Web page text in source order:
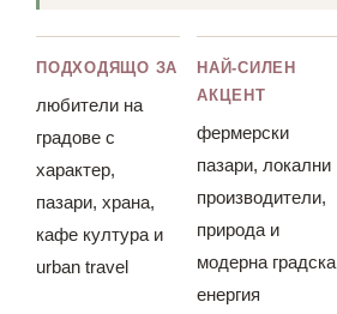
ПОДХОДЯЩО ЗА
любители на
градове с
характер,
пазари, храна,
кафе култура и
urban travel
НАЙ-СИЛЕН
АКЦЕНТ
фермерски
пазари, локални
производители,
природа и
модерна градска
енергия